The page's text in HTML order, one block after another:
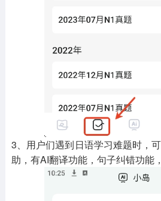
3、用户们遇到日语学习难题时，
助，有AI翻译功能，句子纠错功能